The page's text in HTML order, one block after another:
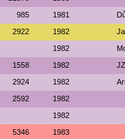
985 1981
2922 1982
1982
1558 1982
2924 1982
2592 1982
1982
5346 1983